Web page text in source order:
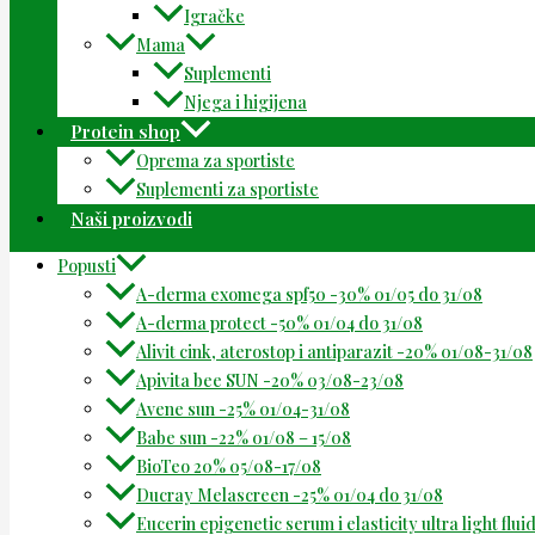
Igračke
Mama
Suplementi
Njega i higijena
Protein shop
Oprema za sportiste
Suplementi za sportiste
Naši proizvodi
Popusti
A-derma exomega spf50 -30% 01/05 do 31/08
A-derma protect -50% 01/04 do 31/08
Alivit cink, aterostop i antiparazit -20% 01/08-31/08
Apivita bee SUN -20% 03/08-23/08
Avene sun -25% 01/04-31/08
Babe sun -22% 01/08 – 15/08
BioTeo 20% 05/08-17/08
Ducray Melascreen -25% 01/04 do 31/08
Eucerin epigenetic serum i elasticity ultra light